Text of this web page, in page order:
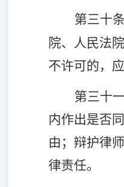
第三十条
院、人民法
不许可的，
第三十
内作出是否
由；辩护律
律责任。